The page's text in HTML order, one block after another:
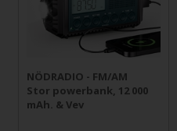
NÖDRADIO - FM/AM
Stor powerbank, 12 000
mAh. & Vev